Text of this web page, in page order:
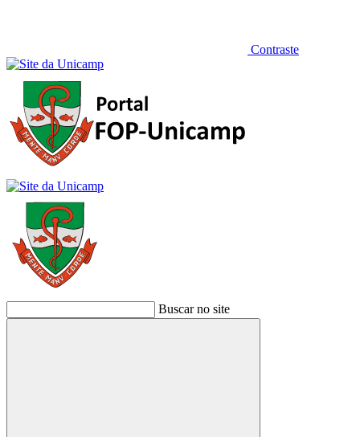
Contraste
Buscar no site